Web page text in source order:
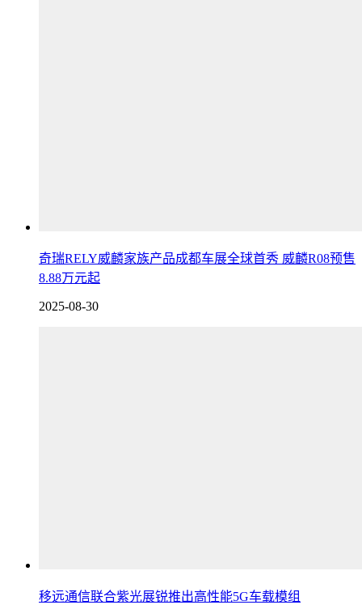
奇瑞RELY威麟家族产品成都车展全球首秀 威麟R08预售
8.88万元起
2025-08-30
移远通信联合紫光展锐推出高性能5G车载模组